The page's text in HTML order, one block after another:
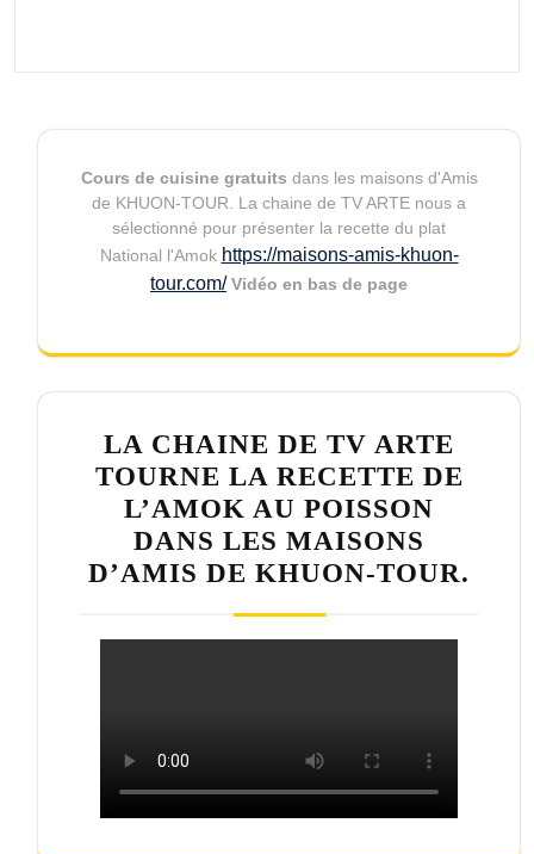
Cours de cuisine gratuits dans les maisons d'Amis
de KHUON-TOUR. La chaine de TV ARTE nous a
sélectionné pour présenter la recette du plat
National l'Amok https://maisons-amis-khuon-
tour.com/ Vidéo en bas de page
LA CHAINE DE TV ARTE
TOURNE LA RECETTE DE
L’AMOK AU POISSON
DANS LES MAISONS
D’AMIS DE KHUON-TOUR.